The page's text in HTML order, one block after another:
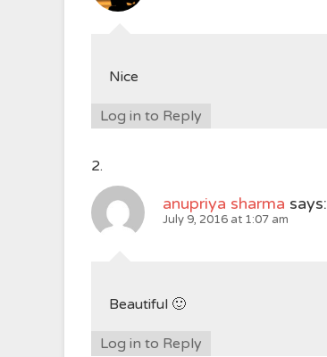
Nice
Log in to Reply
anupriya sharma says:
July 9, 2016 at 1:07 am
Beautiful 🙂
Log in to Reply